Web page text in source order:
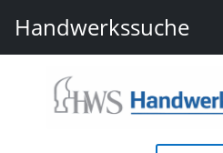
Handwerkssuche